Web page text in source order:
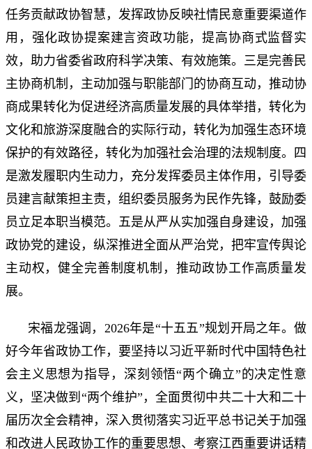
任务贡献政协智慧，发挥政协反映社情民意重要渠道作
用，强化政协提案建言资政功能，提高协商式监督实
效，助力省委省政府科学决策、有效施策。三是完善民
主协商机制，主动加强与职能部门的协商互动，推动协
商成果转化为促进经济高质量发展的具体举措，转化为
文化和旅游深度融合的实际行动，转化为加强生态环境
保护的有效路径，转化为加强社会治理的法规制度。四
是激发履职内生动力，充分发挥委员主体作用，引导委
员建言献策担主责，组织委员服务为民作先锋，鼓励委
员立足本职当模范。五是从严从实加强自身建设，加强
政协党的建设，纵深推进全面从严治党，把牢宣传舆论
主动权，健全完善制度机制，推动政协工作高质量发
展。
宋福龙强调，2026年是“十五五”规划开局之年。做
好今年省政协工作，要坚持以习近平新时代中国特色社
会主义思想为指导，深刻领悟“两个确立”的决定性意
义，坚决做到“两个维护”，全面贯彻中共二十大和二十
届历次全会精神，深入贯彻落实习近平总书记关于加强
和改进人民政协工作的重要思想、考察江西重要讲话精